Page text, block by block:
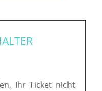
Ihr Ticket nicht